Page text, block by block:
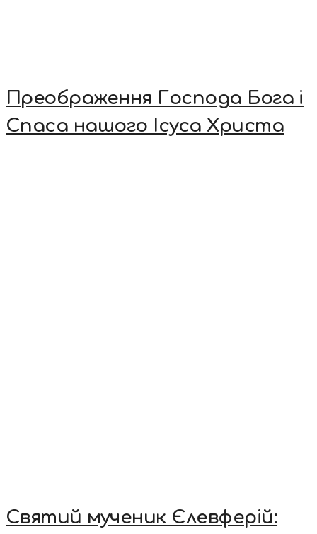
Преображення Господа Бога і
Спаса нашого Ісуса Христа
Святий мученик Єлевферій: